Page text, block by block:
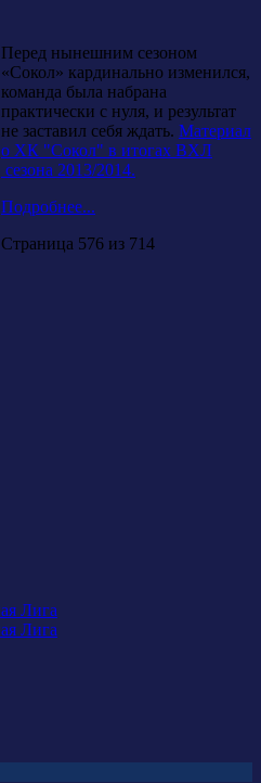
Перед нынешним сезоном
«Сокол» кардинально изменился,
команда была набрана
практически с нуля, и результат
не заставил себя ждать. Материал
о ХК "Сокол" в итогах ВХЛ
сезона 2013/2014.
Подробнее...
Страница 576 из 714